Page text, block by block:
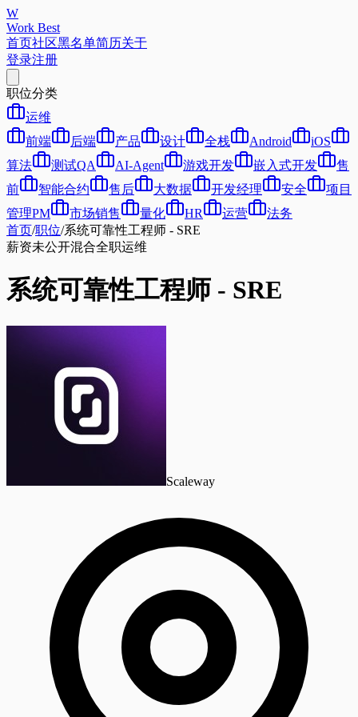
W
Work Best
首页社区黑名单简历关于
登录注册
职位分类
运维
前端
后端 产品 设计 全栈 Android
iOS
算法
测试QA AI-Agent 游戏开发 嵌入式开发
售
前
智能合约 售后 大数据 开发经理 安全
项目
管理PM
市场销售 量化 HR 运营
法务
首页/职位/系统可靠性工程师 - SRE
薪资未公开混合全职运维
系统可靠性工程师 - SRE
Scaleway